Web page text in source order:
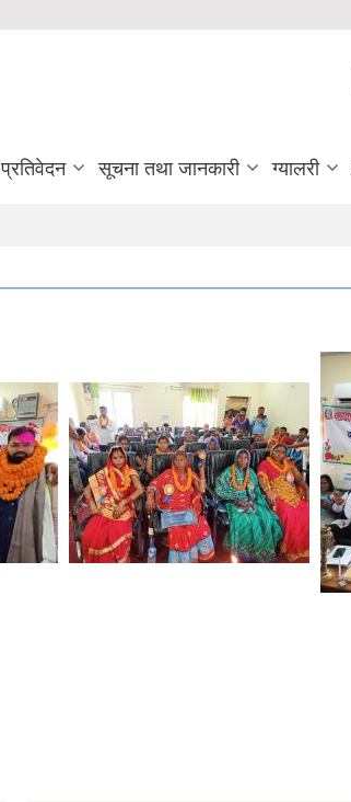
प्रतिवेदन सूचना तथा जानकारी ग्यालरी